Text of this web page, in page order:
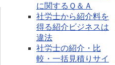
に関するＱ＆Ａ
社労士から紹介料を
得る紹介ビジネスは
違法
社労士の紹介・比
較・一括見積りサイ